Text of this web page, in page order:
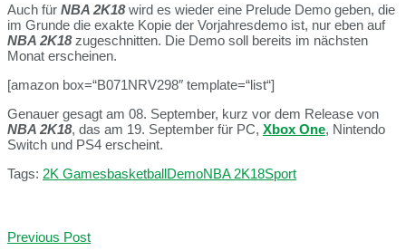
Auch für NBA 2K18wird es wieder eine Prelude Demo geben, die
im Grunde die exakte Kopie der Vorjahresdemo ist, nur eben auf
NBA 2K18zugeschnitten. Die Demo soll bereits im nächsten
Monat erscheinen.
[amazon box=“B071NRV298″ template=“list“]
Genauer gesagt am 08. September, kurz vor dem Release von
NBA 2K18, das am 19. September für PC, Xbox One, Nintendo
Switch und PS4 erscheint.
Tags: 2K GamesbasketballDemoNBA 2K18Sport
Previous Post